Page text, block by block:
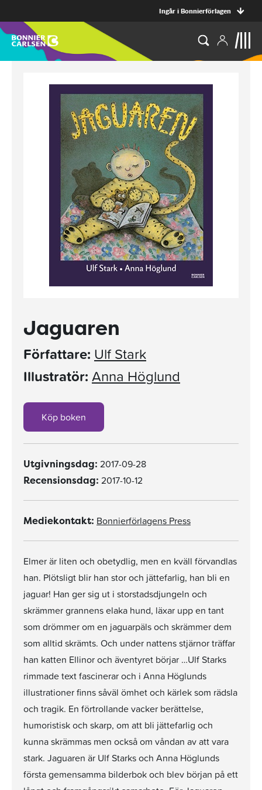
Ingår i Bonnierförlagen
Jaguaren
Författare: Ulf Stark
Illustratör: Anna Höglund
Köp boken
Utgivningsdag: 2017-09-28
Recensionsdag: 2017-10-12
Mediekontakt: Bonnierförlagens Press
Elmer är liten och obetydlig, men en kväll förvandlas
han. Plötsligt blir han stor och jättefarlig, han bli en
jaguar! Han ger sig ut i storstadsdjungeln och
skrämmer grannens elaka hund, läxar upp en tant
som drömmer om en jaguarpäls och skrämmer dem
som alltid skrämts. Och under nattens stjärnor träffar
han katten Ellinor och äventyret börjar …Ulf Starks
rimmade text fascinerar och i Anna Höglunds
illustrationer finns såväl ömhet och kärlek som rädsla
och tragik. En förtrollande vacker berättelse,
humoristisk och skarp, om att bli jättefarlig och
kunna skrämmas men också om våndan av att vara
stark. Jaguaren är Ulf Starks och Anna Höglunds
första gemensamma bilderbok och blev början på ett